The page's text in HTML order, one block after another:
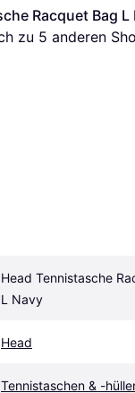
Racquet Bag L
zu 5 anderen
Head Tennistasche
L Navy
Head
Tennistaschen & -